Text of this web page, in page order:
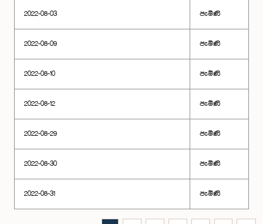
2022-08-03 පැමිණි
2022-08-09 පැමිණි
2022-08-10 පැමිණි
2022-08-12 පැමිණි
2022-08-29 පැමිණි
2022-08-30 පැමිණි
2022-08-31 පැමිණි